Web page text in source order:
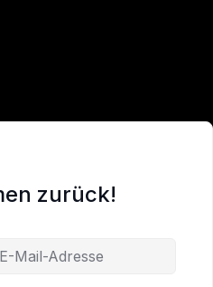
zurück!